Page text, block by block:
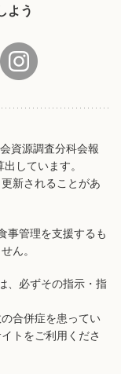
よう
資源調査分科会報
しています。
新されることがあ
事管理を支援するも
ん。
、必ずその指示・指
合併症を患ってい
トをご利用くださ